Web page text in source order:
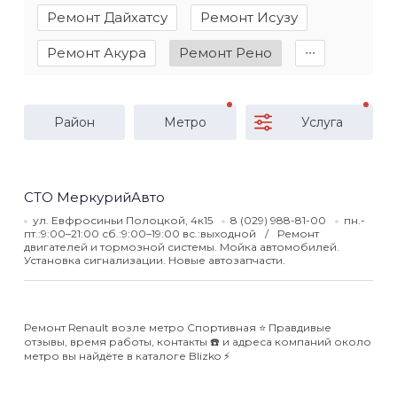
Ремонт Дайхатсу Ремонт Исузу
Ремонт Акура Ремонт Рено ∙∙∙
Район Метро Услуга
СТО МеркурийАвто
ул. Евфросиньи Полоцкой, 4к15 8 (029) 988-81-00
пн.-
пт.:9:00–21:00 сб.:9:00–19:00 вс.:выходной
Ремонт
двигателей и тормозной системы. Мойка автомобилей.
Установка сигнализации. Новые автозапчасти.
Ремонт Renault возле метро Спортивная ⭐️ Правдивые
отзывы, время работы, контакты ☎️ и адреса компаний около
метро вы найдёте в каталоге Blizko ⚡️